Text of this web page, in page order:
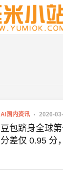
AI国内资讯 2026-
豆包跻身全球
分差仅 0.95 分